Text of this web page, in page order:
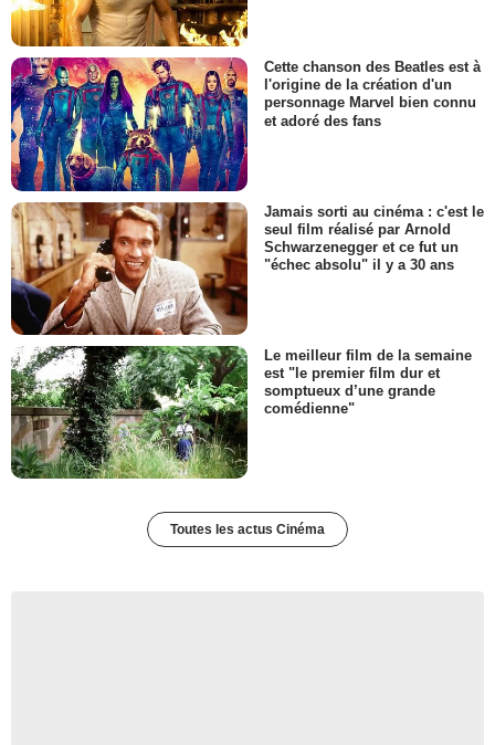
Cette chanson des Beatles est à
l'origine de la création d'un
personnage Marvel bien connu
et adoré des fans
Jamais sorti au cinéma : c'est le
seul film réalisé par Arnold
Schwarzenegger et ce fut un
"échec absolu" il y a 30 ans
Le meilleur film de la semaine
est "le premier film dur et
somptueux d’une grande
comédienne"
Toutes les actus Cinéma